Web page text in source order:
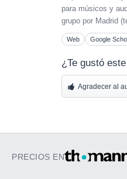
para músicos y
grupo por Madrid
Web Google
¿Te gustó
Agradecer al
PRECIOS EN